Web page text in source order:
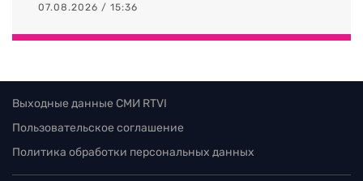
07.08.2026 / 15:36
Выходные данные СМИ RTVI
Пользовательское соглашение
Политика обработки персональных данных